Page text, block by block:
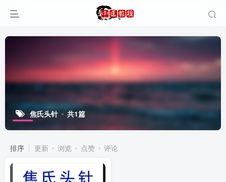
焦氏头针 共1篇
排序 更新 浏览 点赞 评论